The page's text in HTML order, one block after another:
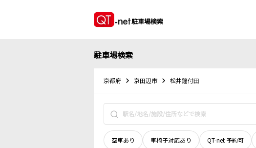
駐車場検索
駐車場検索
京都府 京田辺市 松井鐘付田
空車あり 車椅子対応あり QT-net 予約可